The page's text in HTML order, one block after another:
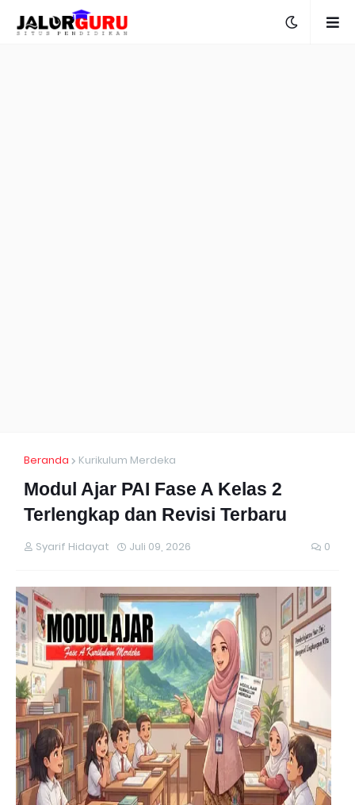
Beranda Kurikulum Merdeka
Modul Ajar PAI Fase A Kelas 2
Terlengkap dan Revisi Terbaru
Syarif Hidayat Juli 09, 2026 0